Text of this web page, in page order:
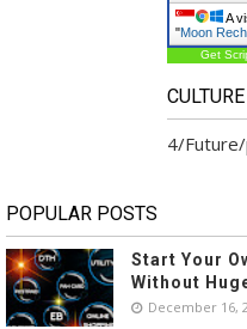
A
"Moon
Get
CULTURE
4/
POPULAR POSTS
Start Your
Without
December 16,